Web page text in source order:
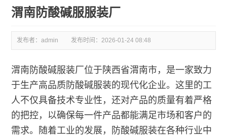
渭南防酸碱服服装厂
发布者：admin 发布时间：2026-01-24 08:48
渭南防酸碱服装厂位于陕西省渭南市，是一家致力
于生产高品质防酸碱服装的现代化企业。这里的工
人不仅具备技术专业性，还对产品的质量有着严格
的把控，以确保每一件产品都能满足市场和客户的
需求。随着工业的发展，防酸碱服装在各种行业中